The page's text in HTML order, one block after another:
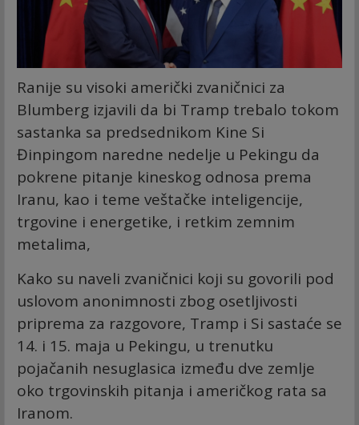
Ranije su visoki američki zvaničnici za
Blumberg izjavili da bi Tramp trebalo tokom
sastanka sa predsednikom Kine Si
Đinpingom naredne nedelje u Pekingu da
pokrene pitanje kineskog odnosa prema
Iranu, kao i teme veštačke inteligencije,
trgovine i energetike, i retkim zemnim
metalima,
Kako su naveli zvaničnici koji su govorili pod
uslovom anonimnosti zbog osetljivosti
priprema za razgovore, Tramp i Si sastaće se
14. i 15. maja u Pekingu, u trenutku
pojačanih nesuglasica između dve zemlje
oko trgovinskih pitanja i američkog rata sa
Iranom.